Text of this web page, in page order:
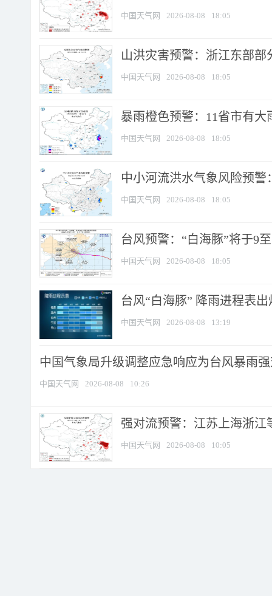
中国天气网 2026-08-08 18:05
山洪灾害预警：浙江东部
中国天气网 2026-08-08 18:05
暴雨橙色预警：11省市有
中国天气网 2026-08-08 18:05
中小河流洪水气象风险预
中国天气网 2026-08-08 18:05
台风预警：“白海豚”将于9
中国天气网 2026-08-08 18:05
台风“白海豚” 降雨进程表
中国天气网 2026-08-08 13:19
中国气象局升级调整应急响应为台风暴雨
中国天气网 2026-08-08 10:26
强对流预警：江苏上海浙江
中国天气网 2026-08-08 10:05